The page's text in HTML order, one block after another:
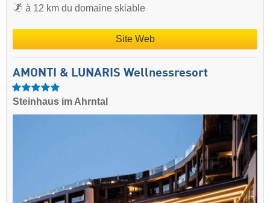
à 12 km du domaine skiable
Site Web
AMONTI & LUNARIS Wellnessresort
Steinhaus im Ahrntal